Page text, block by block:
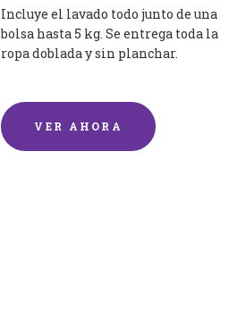
Incluye el lavado todo junto de una
bolsa hasta 5 kg. Se entrega toda la
ropa doblada y sin planchar.
VER AHORA